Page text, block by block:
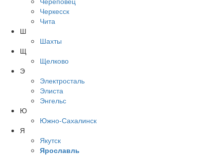
Черкесск
Чита
Ш
Шахты
Щ
Щелково
Э
Электросталь
Элиста
Энгельс
Ю
Южно-Сахалинск
Я
Якутск
Ярославль